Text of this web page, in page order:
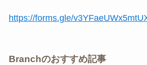
⁠https://forms.gle/
Branchのおすすめ記事